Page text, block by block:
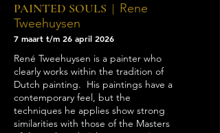
PAINTED SOULS | Rene
Tweehuysen
7 maart t/m 26 april 2026
René Tweehuysen is a painter who
clearly works within the tradition of
Dutch painting. His paintings have a
contemporary feel, but the
techniques he applies show strong
similarities with those of the Masters